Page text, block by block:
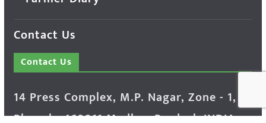
Contact Us
Contact Us
14 Press Complex, M.P. Nagar, Zone - 1,
Bhopal - 462011 Madhya Pradesh INDIA ---